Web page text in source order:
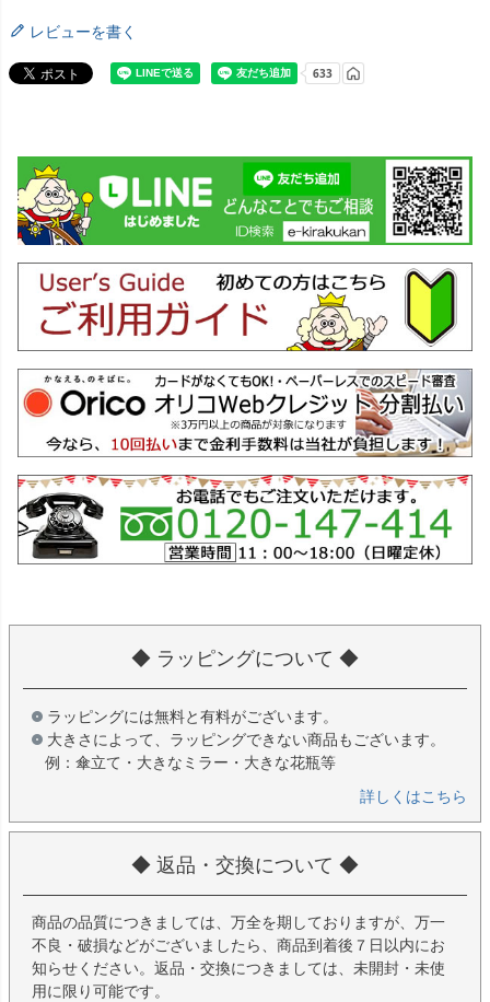
レビューを書く
◆ ラッピングについて ◆
ラッピングには無料と有料がございます。
大きさによって、ラッピングできない商品もございます。
例：傘立て・大きなミラー・大きな花瓶等
詳しくはこちら
◆ 返品・交換について ◆
商品の品質につきましては、万全を期しておりますが、万一
不良・破損などがございましたら、商品到着後７日以内にお
知らせください。返品・交換につきましては、未開封・未使
用に限り可能です。